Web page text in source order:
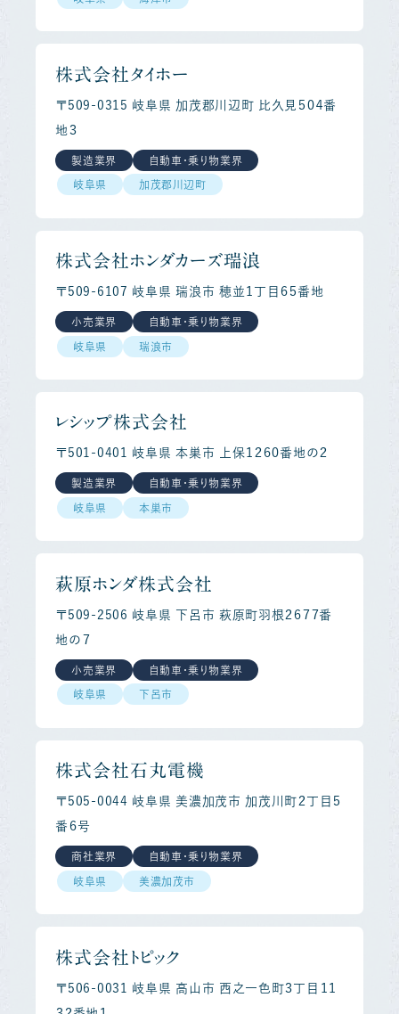
株式会社タイホー
〒509-0315 岐阜県 加茂郡川辺町 比久見５０４番
地３
製造業界 自動車・乗り物業界
岐阜県 加茂郡川辺町
株式会社ホンダカーズ瑞浪
〒509-6107 岐阜県 瑞浪市 穂並１丁目６５番地
小売業界 自動車・乗り物業界
岐阜県 瑞浪市
レシップ株式会社
〒501-0401 岐阜県 本巣市 上保１２６０番地の２
製造業界 自動車・乗り物業界
岐阜県 本巣市
萩原ホンダ株式会社
〒509-2506 岐阜県 下呂市 萩原町羽根２６７７番
地の７
小売業界 自動車・乗り物業界
岐阜県 下呂市
株式会社石丸電機
〒505-0044 岐阜県 美濃加茂市 加茂川町２丁目５
番６号
商社業界 自動車・乗り物業界
岐阜県 美濃加茂市
株式会社トピック
〒506-0031 岐阜県 高山市 西之一色町３丁目１１